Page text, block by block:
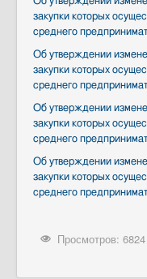
закупки которых
среднего
Об утверждении
закупки которых
среднего
Об утверждении
закупки которых
среднего
Об утверждении
закупки которых
среднего
Просмотров: 6824